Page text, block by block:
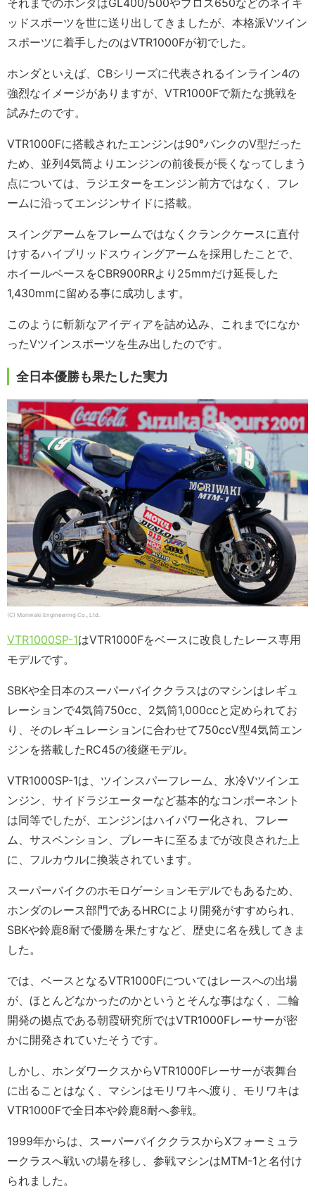
それまでのホンダはGL400/500やブロス650などのネイキ
ッドスポーツを世に送り出してきましたが、本格派Vツイン
スポーツに着手したのはVTR1000Fが初でした。
ホンダといえば、CBシリーズに代表されるインライン4の
強烈なイメージがありますが、VTR1000Fで新たな挑戦を
試みたのです。
VTR1000Fに搭載されたエンジンは90°バンクのV型だった
ため、並列4気筒よりエンジンの前後長が長くなってしまう
点については、ラジエターをエンジン前方ではなく、フレ
ームに沿ってエンジンサイドに搭載。
スイングアームをフレームではなくクランクケースに直付
けするハイブリッドスウィングアームを採用したことで、
ホイールベースをCBR900RRより25mmだけ延長した
1,430mmに留める事に成功します。
このように斬新なアイディアを詰め込み、これまでになか
ったVツインスポーツを生み出したのです。
全日本優勝も果たした実力
(C) Moriwaki Engineering Co., Ltd.
VTR1000SP-1はVTR1000Fをベースに改良したレース専用
モデルです。
SBKや全日本のスーパーバイククラスはのマシンはレギュ
レーションで4気筒750cc、2気筒1,000ccと定められてお
り、そのレギュレーションに合わせて750ccV型4気筒エン
ジンを搭載したRC45の後継モデル。
VTR1000SP-1は、ツインスパーフレーム、水冷Vツインエ
ンジン、サイドラジエーターなど基本的なコンポーネント
は同等でしたが、エンジンはハイパワー化され、フレー
ム、サスペンション、ブレーキに至るまでが改良された上
に、フルカウルに換装されています。
スーパーバイクのホモロゲーションモデルでもあるため、
ホンダのレース部門であるHRCにより開発がすすめられ、
SBKや鈴鹿8耐で優勝を果たすなど、歴史に名を残してきま
した。
では、ベースとなるVTR1000Fについてはレースへの出場
が、ほとんどなかったのかというとそんな事はなく、二輪
開発の拠点である朝霞研究所ではVTR1000Fレーサーが密
かに開発されていたそうです。
しかし、ホンダワークスからVTR1000Fレーサーが表舞台
に出ることはなく、マシンはモリワキへ渡り、モリワキは
VTR1000Fで全日本や鈴鹿8耐へ参戦。
1999年からは、スーパーバイククラスからXフォーミュラ
ークラスへ戦いの場を移し、参戦マシンはMTM-1と名付け
られました。